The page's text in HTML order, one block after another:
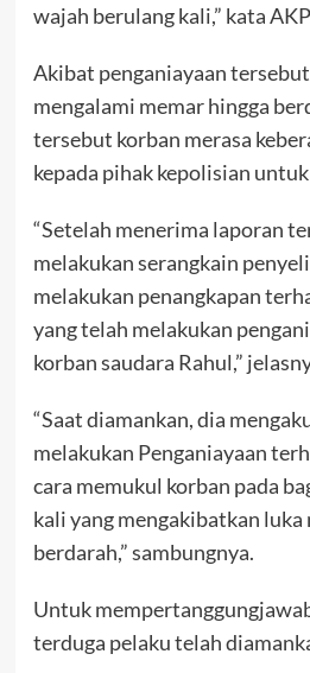
wajah berulang kali,” kata
Akibat penganiayaan
mengalami memar hingga
tersebut korban merasa
kepada pihak kepolisian
“Setelah menerima laporan
melakukan serangkain
melakukan penangkapan
yang telah melakukan
korban saudara Rahul,”
“Saat diamankan, dia
melakukan Penganiayaan
cara memukul korban pada
kali yang mengakibatkan luka
berdarah,” sambungnya.
Untuk
terduga pelaku telah